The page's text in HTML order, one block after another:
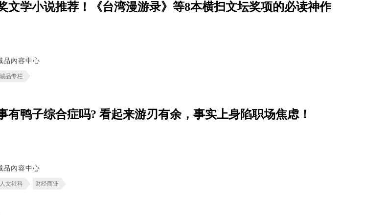
文学小说推荐！《台湾漫游录》等8本横扫文坛奖项的必读神作
品內容中心
诚品专栏
有鸭子综合症吗? 看起来游刃有余，事实上身陷职场焦虑！
品內容中心
人文社科 财经商业